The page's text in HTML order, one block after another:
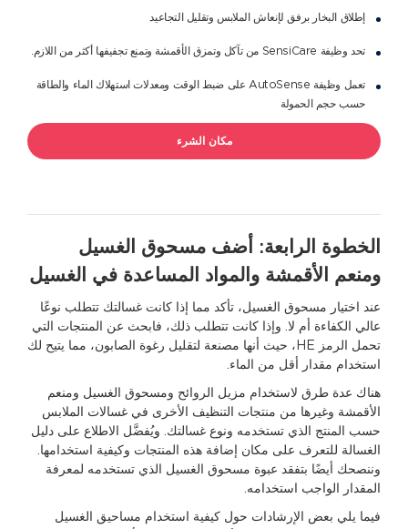
إطلاق البخار برفق لإنعاش الملابس وتقليل التجاعيد
تحد وظيفة SensiCare من تآكل وتمزق الأقمشة وتمنع تجفيفها أكثر من اللازم.
تعمل وظيفة AutoSense على ضبط الوقت ومعدلات استهلاك الماء والطاقة
حسب حجم الحمولة
مكان الشرء
الخطوة الرابعة: أضف مسحوق الغسيل
ومنعم الأقمشة والمواد المساعدة في الغسيل
عند اختيار مسحوق الغسيل، تأكد مما إذا كانت غسالتك تتطلب نوعًا
عالي الكفاءة أم لا. وإذا كانت تتطلب ذلك، فابحث عن المنتجات التي
تحمل الرمز HE، حيث أنها مصنعة لتقليل رغوة الصابون، مما يتيح لك
استخدام مقدار أقل من الماء.
هناك عدة طرق لاستخدام مزيل الروائح ومسحوق الغسيل ومنعم
الأقمشة وغيرها من منتجات التنظيف الأخرى في غسالات الملابس
حسب المنتج الذي تستخدمه ونوع غسالتك. ويُفضَّل الاطلاع على دليل
الغسالة للتعرف على مكان إضافة هذه المنتجات وكيفية استخدامها.
وننصحك أيضًا بتفقد عبوة مسحوق الغسيل الذي تستخدمه لمعرفة
المقدار الواجب استخدامه.
فيما يلي بعض الإرشادات حول كيفية استخدام مساحيق الغسيل